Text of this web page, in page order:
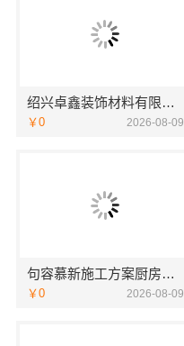
绍兴卓鑫装饰材料有限公司 上虞区精细化全包质量有保障
￥0 2026-08-09
句容慕新施工方案厨房施工流程-慕新不锈钢
￥0 2026-08-09